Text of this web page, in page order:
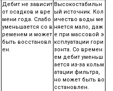
Дебит не зависит
от осадков и вре
мени года. Слабо
уменьшается со в
ременем и может
быть восстановл
ен.
Высокостабильн
ый источник. Кол
ичество воды ме
няется мало, даж
е при массовой э
ксплуатации гори
зонта. Со времен
ем дебит уменьш
ается из-за кольм
атации фильтра,
но может быть во
сстановлен.